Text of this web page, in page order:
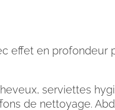
effet en profondeur
serviettes
de nettoyage.